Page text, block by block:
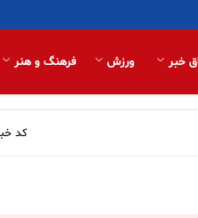
خبر ورزش فرهنگ و هنر
کد